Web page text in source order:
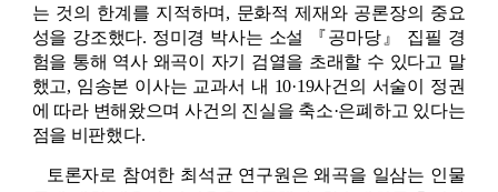
는 것의 한계를 지적하며, 문화적 제재와 공론장의 중요
성을 강조했다. 정미경 박사는 소설 『공마당』 집필 경
험을 통해 역사 왜곡이 자기 검열을 초래할 수 있다고 말
했고, 임송본 이사는 교과서 내 10·19사건의 서술이 정권
에 따라 변해왔으며 사건의 진실을 축소·은폐하고 있다는
점을 비판했다.
토론자로 참여한 최석균 연구원은 왜곡을 일삼는 인물